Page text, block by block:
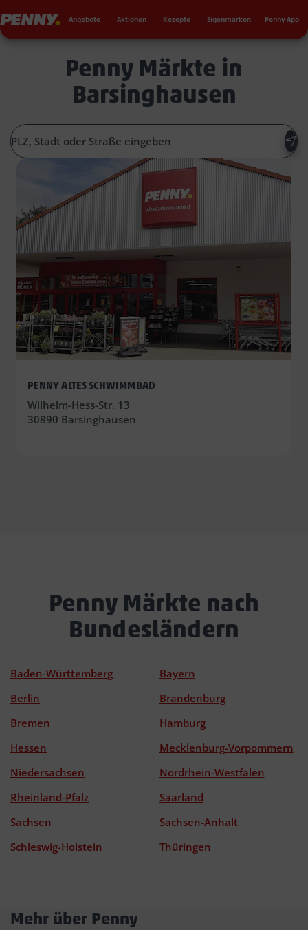
Penny Angebote Aktionen Rezepte Eigenmarken Penny App
Penny Märkte in
Barsinghausen
PENNY ALTES SCHWIMMBAD
Wilhelm-Hess-Str. 13
30890 Barsinghausen
Penny Märkte nach
Bundesländern
Baden-Württemberg
Bayern
Berlin
Brandenburg
Bremen
Hamburg
Hessen
Mecklenburg-Vorpommern
Niedersachsen
Nordrhein-Westfalen
Rheinland-Pfalz
Saarland
Sachsen
Sachsen-Anhalt
Schleswig-Holstein
Thüringen
Mehr über Penny